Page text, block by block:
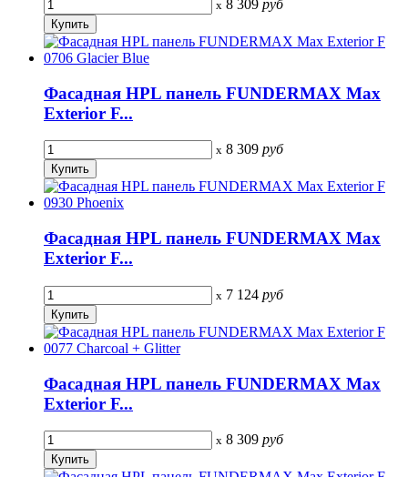
x 8 309 руб
Фасадная HPL панель FUNDERMAX Max
Exterior F...
x 8 309 руб
Фасадная HPL панель FUNDERMAX Max
Exterior F...
x 7 124 руб
Фасадная HPL панель FUNDERMAX Max
Exterior F...
x 8 309 руб